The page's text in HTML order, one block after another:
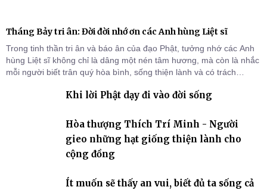
Tháng Bảy tri ân: Đời đời nhớ ơn các Anh hùng Liệt sĩ
Trong tinh thần tri ân và báo ân của đạo Phật, tưởng nhớ các Anh
hùng Liệt sĩ không chỉ là dâng một nén tâm hương, mà còn là nhắc
mỗi người biết trân quý hòa bình, sống thiện lành và có trách
Khi lời Phật dạy đi vào đời sống
Hòa thượng Thích Trí Minh - Người
gieo những hạt giống thiện lành cho
cộng đồng
Ít muốn sẽ thấy an vui, biết đủ ta sống cả